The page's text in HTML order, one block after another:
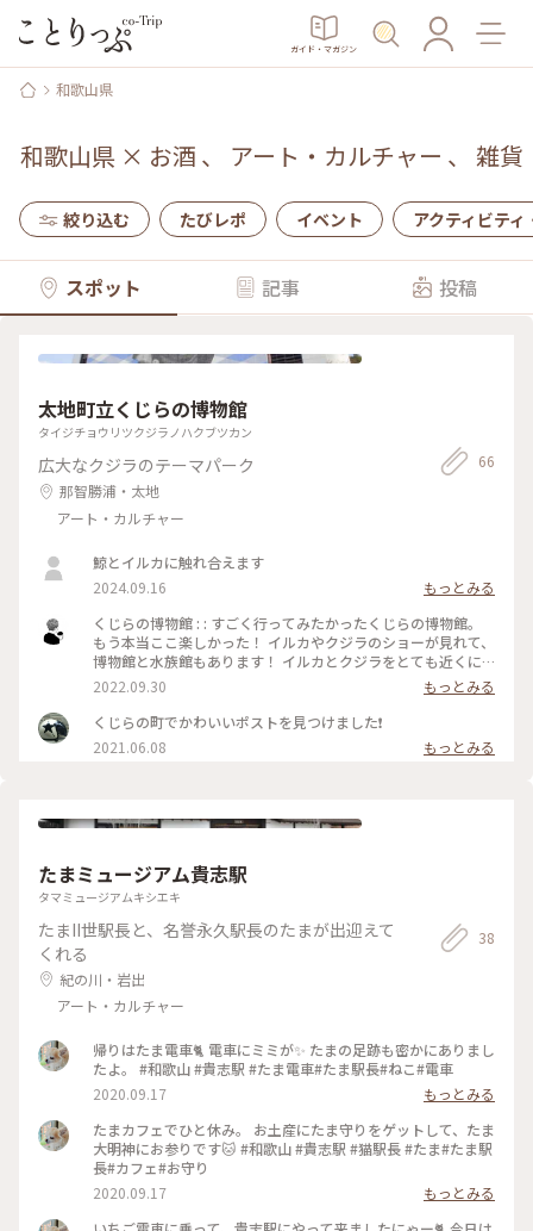
ガイド・マガジン
和歌山県
和歌山県× お酒 、 アート・カルチャー 、 雑貨
絞り込む たびレポ イベント アクティビティ
スポット 記事 投稿
太地町立くじらの博物館
タイジチョウリツクジラノハクブツカン
広大なクジラのテーマパーク
那智勝浦・太地
アート・カルチャー
66
鯨とイルカに触れ合えます
2024.09.16
もっとみる
くじらの博物館 : : すごく行ってみたかったくじらの博物館。
もう本当ここ楽しかった！ イルカやクジラのショーが見れて、
博物館と水族館もあります！ イルカとクジラをとても近くに
見ることができます。そして餌やり体験もできちゃいます。 親
子でもカップルでも楽しめると思うのでぜひ行ってみてくださ
い🚶‍♂️ : : #私のことりっぷ2022 #和歌山 #和歌山観光 #和歌山旅
2022.09.30
もっとみる
くじらの町でかわいいポストを見つけました❗
2021.06.08
もっとみる
たまミュージアム貴志駅
タマミュージアムキシエキ
たまII世駅長と、名誉永久駅長のたまが出迎えて
くれる
紀の川・岩出
アート・カルチャー
38
帰りはたま電車🐈 電車にミミが✨ たまの足跡も密かにありまし
たよ。 #和歌山 #貴志駅 #たま電車#たま駅長#ねこ#電車
2020.09.17
もっとみる
たまカフェでひと休み。 お土産にたま守りをゲットして、たま
大明神にお参りです🐱 #和歌山 #貴志駅 #猫駅長 #たま#たま駅
長#カフェ#お守り
2020.09.17
もっとみる